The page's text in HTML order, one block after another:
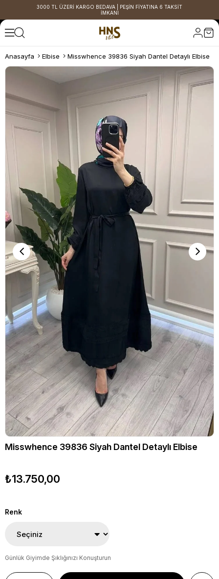
3000 TL ÜZERİ KARGO BEDAVA | PEŞİN FİYATINA 6 TAKSİT
İMKANI
Anasayfa Elbise Misswhence 39836 Siyah Dantel Detaylı Elbise
Misswhence 39836 Siyah Dantel Detaylı Elbise
₺13.750,00
Renk
Günlük Giyimde Şıklığınızı Konuşturun